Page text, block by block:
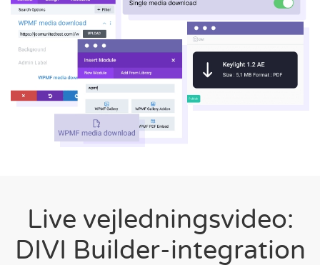
Live vejledningsvideo:
DIVI Builder-integration